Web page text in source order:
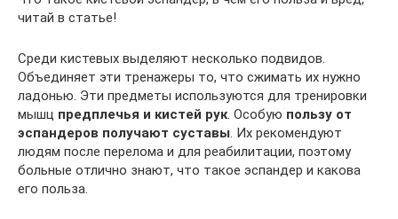
читай в статье!
Среди кистевых выделяют несколько подвидов.
Объединяет эти тренажеры то, что сжимать их нужно
ладонью. Эти предметы используются для тренировки
мышц предплечья и кистей рук. Особую пользу от
эспандеров получают суставы. Их рекомендуют
людям после перелома и для реабилитации, поэтому
больные отлично знают, что такое эспандер и какова
его польза.